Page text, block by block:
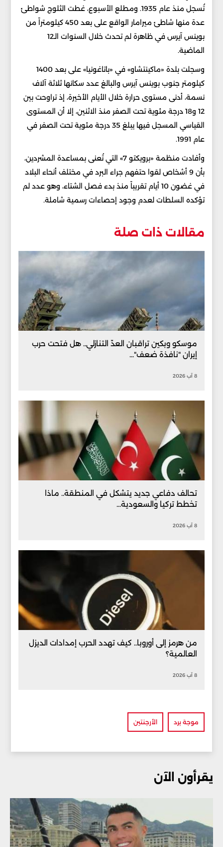
تُسجل منذ عام 1935. ومطلع الأسبوع، غطت الثلوج شواطئ
عدة منها شاطئ ميرامار الواقع على بعد 450 كيلومتراً من
بوينس آيرس في ظاهرة لم تحدث خلال السنوات الـ12
الماضية.
وسجلت بلدة «ماكينتشاو» في «باتاغونيا» على بعد 1400
كيلومتر جنوب بوينس آيرس والبالغ عدد سكانها ثلاثة آلاف
نسمة، أدنى مستوى حرارة خلال الأيام الأخيرة، إذ تراوحت بين
12 و18 درجة مئوية تحت الصفر منذ الاثنين، إلا أن المستوى
القياسي المسجل فيها يبلغ 35 درجة مئوية تحت الصفر في
عام 1991.
وأفادت منظمة «برويكتو 7» التي تُعنى بمساعدة المشردين،
بأن 9 أشخاص لقوا حتفهم جراء البرد في مختلف أنحاء البلاد
في غضون 10 أيام تقريباً منذ بدء فصل الشتاء، وهو عدد لم
تؤكده السلطات لعدم وجود إحصاءات رسمية شاملة.
مقالات ذات صلة
موسكو وبكين تراقبان العدّ التنازلي.. هل فتحت حرب
إيران "نافذة ضعف"...
8 آب 2026
تحالف دفاعي جديد يتشكل في المنطقة.. ماذا
تخطط تركيا والسعودية...
8 آب 2026
من هرمز إلى أوروبا.. كيف تهدد الحرب إمدادات الديزل
العالمية؟
8 آب 2026
موجة برد الأرجنتين
يقرأون الآن